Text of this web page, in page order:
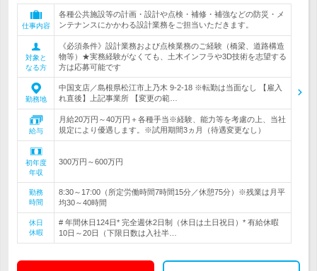
仕事内容
各種公共施設等の計画・設計や点検・補修・補強などの防災・メ
ンテナンスにかかわる設計業務をご担当いただきます。
対象と
なる方
《必須条件》設計業務および点検業務のご経験（橋梁、道路構造
物等）★実務経験がなくても、土木インフラや3D技術を志望する
方は応募可能です
勤務地
中国支店／島根県松江市上乃木 9-2-18 ※転勤は当面なし 【雇入
れ直後】上記事業所 【変更の範…
給与
月給20万円～40万円＋各種手当※経験、能力等を考慮の上、当社
規定により優遇します。※試用期間3ヵ月（待遇変更なし）
初年度
年収
300万円～600万円
勤務
時間
8:30～17:00（所定労働時間7時間15分／休憩75分）※残業は月平
均30～40時間
休日
休暇
# 年間休日124日* 完全週休2日制（休日は土日祝日）* 有給休暇
10日～20日（下限日数は入社半…